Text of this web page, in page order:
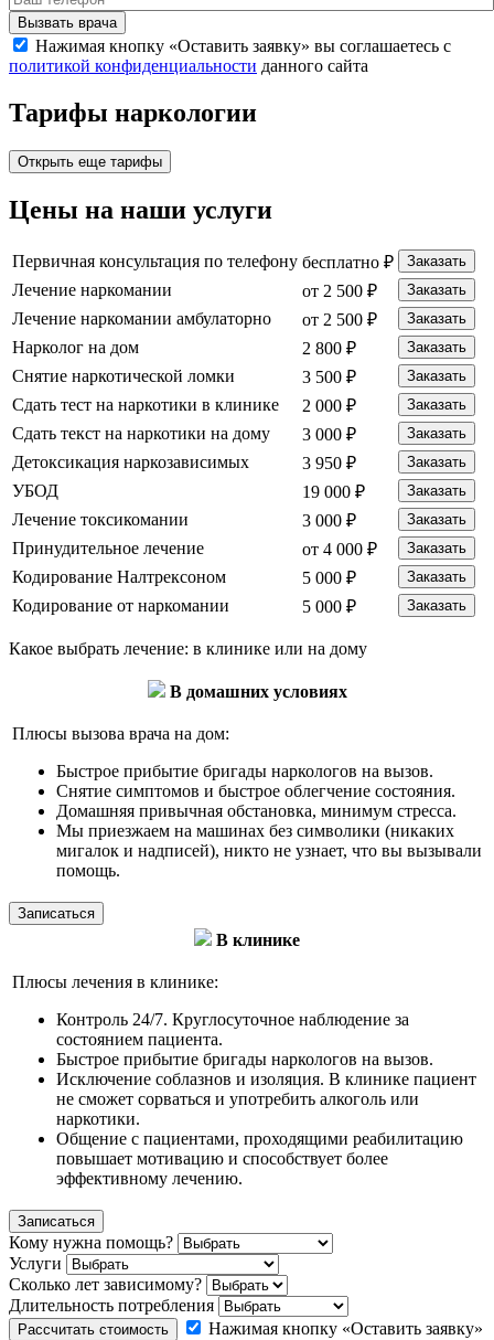
Вызвать врача
Нажимая кнопку «Оставить заявку» вы соглашаетесь с
политикой конфиденциальности данного сайта
Тарифы наркологии
Открыть еще тарифы
Цены на наши услуги
Первичная консультация по телефону бесплатно ₽ Заказать
Лечение наркомании от 2 500 ₽ Заказать
Лечение наркомании амбулаторно от 2 500 ₽ Заказать
Нарколог на дом 2 800 ₽ Заказать
Снятие наркотической ломки 3 500 ₽ Заказать
Сдать тест на наркотики в клинике 2 000 ₽ Заказать
Сдать текст на наркотики на дому 3 000 ₽ Заказать
Детоксикация наркозависимых 3 950 ₽ Заказать
УБОД 19 000 ₽ Заказать
Лечение токсикомании 3 000 ₽ Заказать
Принудительное лечение от 4 000 ₽ Заказать
Кодирование Налтрексоном 5 000 ₽ Заказать
Кодирование от наркомании 5 000 ₽ Заказать
Какое выбрать лечение: в клинике или на дому
В домашних условиях
Плюсы вызова врача на дом:
Быстрое прибытие бригады наркологов на вызов.
Снятие симптомов и быстрое облегчение состояния.
Домашняя привычная обстановка, минимум стресса.
Мы приезжаем на машинах без символики (никаких
мигалок и надписей), никто не узнает, что вы вызывали
помощь.
Записаться
В клинике
Плюсы лечения в клинике:
Контроль 24/7. Круглосуточное наблюдение за
состоянием пациента.
Быстрое прибытие бригады наркологов на вызов.
Исключение соблазнов и изоляция. В клинике пациент
не сможет сорваться и употребить алкоголь или
наркотики.
Общение с пациентами, проходящими реабилитацию
повышает мотивацию и способствует более
эффективному лечению.
Записаться
Кому нужна помощь?
Услуги
Сколько лет зависимому?
Длительность потребления
Рассчитать стоимость
Нажимая кнопку «Оставить заявку»